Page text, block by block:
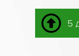
5